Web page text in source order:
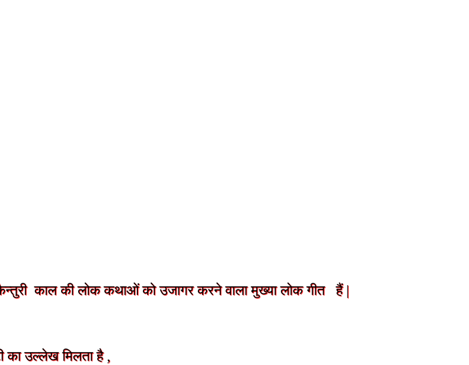
काल की लोक कथाओं को उजागर करने वाला मुख्या लोक गीत हैं |
का उल्लेख मिलता है ,